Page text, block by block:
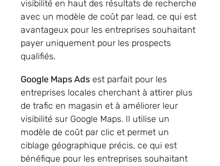
visibilité en haut des résultats de recherche
avec un modèle de coût par lead, ce qui est
avantageux pour les entreprises souhaitant
payer uniquement pour les prospects
qualifiés.
Google Maps Ads est parfait pour les
entreprises locales cherchant à attirer plus
de trafic en magasin et à améliorer leur
visibilité sur Google Maps. Il utilise un
modèle de coût par clic et permet un
ciblage géographique précis, ce qui est
bénéfique pour les entreprises souhaitant